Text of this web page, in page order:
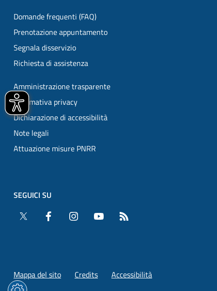
Domande frequenti (FAQ)
Prenotazione appuntamento
Segnala disservizio
Richiesta di assistenza
Amministrazione trasparente
Informativa privacy
Dichiarazione di accessibilità
Note legali
Attuazione misure PNRR
SEGUICI SU
Twitter
Facebook Instagram YouTube
Mappa del sito Credits Accessibilità